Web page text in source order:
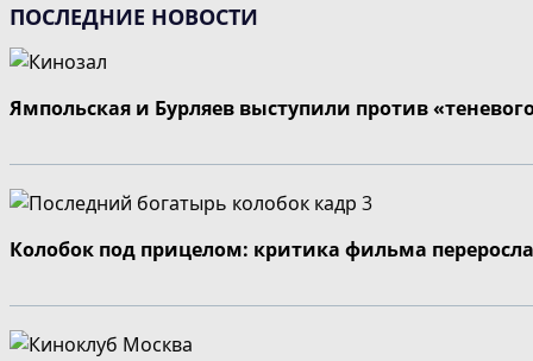
ПОСЛЕДНИЕ НОВОСТИ
Ямпольская и Бурляев выступили против
Колобок под прицелом: критика фильма